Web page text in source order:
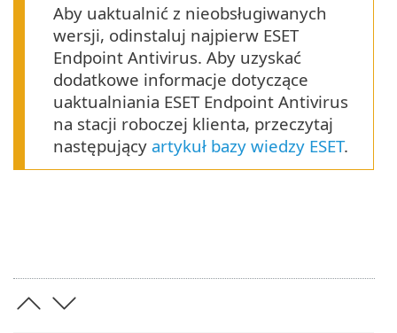
Aby uaktualnić z nieobsługiwanych
wersji, odinstaluj najpierw ESET
Endpoint Antivirus. Aby uzyskać
dodatkowe informacje dotyczące
uaktualniania ESET Endpoint Antivirus
na stacji roboczej klienta, przeczytaj
następujący artykuł bazy wiedzy ESET.